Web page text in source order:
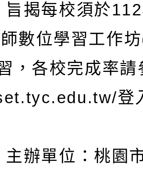
揭每校須於112
數位學習工作
，各校完成率
登
辦單位：桃園